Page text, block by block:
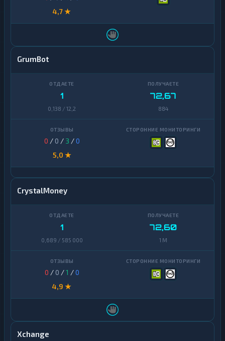
4,7 ★
GrumBot
1
0,138 / 12,2
72,67
884
0 / 0 / 3 /0
5,0 ★
CrystalMoney
1
0,689 / 585 000
72,60
1 M
0 / 0 /1 /0
4,9 ★
Xchange